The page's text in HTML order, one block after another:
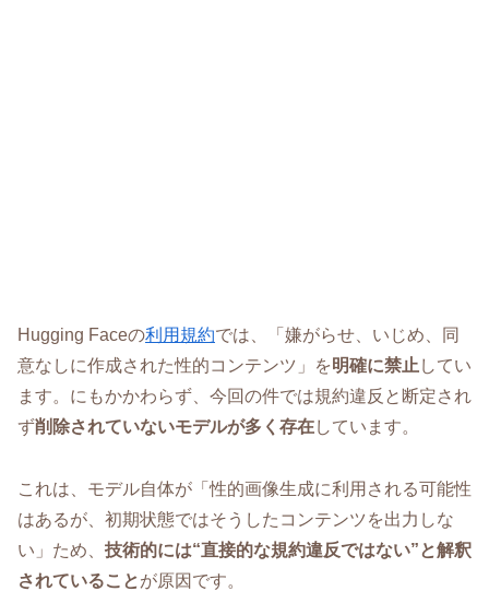
Hugging Faceの利用規約では、「嫌がらせ、いじめ、同
意なしに作成された性的コンテンツ」を明確に禁止 してい
ます。にもかかわらず、今回の件では規約違反と断定され
ず削除されていないモデルが多く存在しています。
これは、モデル自体が「性的画像生成に利用される可能性
はあるが、初期状態ではそうしたコンテンツを出力しな
い」ため、 技術的には“直接的な規約違反ではない”と解釈
されていることが原因です。